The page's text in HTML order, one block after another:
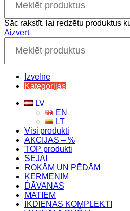
Sāc rakstīt, lai redzētu produktus
Aizvērt
Izvēlne
Kategorijas
LV
EN
LT
Visi produkti
AKCIJAS – %
TOP produkti
SEJAI
ROKĀM UN PĒDĀM
ĶERMENIM
DĀVANAS
MATIEM
IKDIENAS KOMPLEKTI